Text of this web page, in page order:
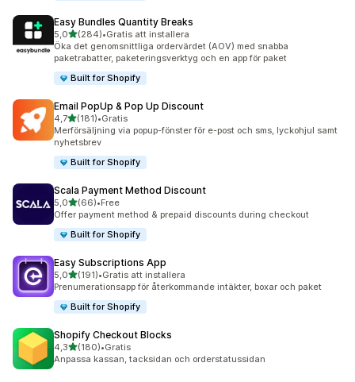
Easy Bundles Quantity Breaks
5,0av 5 stjärnor
(284)
284 recensioner totalt
•Gratis att installera
Öka det genomsnittliga ordervärdet (AOV) med snabba
paketrabatter, paketeringsverktyg och en app för paket
Built for Shopify
Email PopUp & Pop Up Discount
4,7av 5 stjärnor
(181)
181 recensioner totalt
•Gratis
Merförsäljning via popup-fönster för e-post och sms, lyckohjul samt
nyhetsbrev
Built for Shopify
Scala Payment Method Discount
5,0av 5 stjärnor
(66)
66 recensioner totalt
•Free
Offer payment method & prepaid discounts during checkout
Built for Shopify
Easy Subscriptions App
5,0av 5 stjärnor
(191)
191 recensioner totalt
•Gratis att installera
Prenumerationsapp för återkommande intäkter, boxar och paket
Built for Shopify
Shopify Checkout Blocks
4,3av 5 stjärnor
(180)
180 recensioner totalt
•Gratis
Anpassa kassan, tacksidan och orderstatussidan